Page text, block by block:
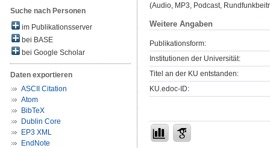
Suche nach Personen
im Publikationsserver
bei BASE
bei Google Scholar
Daten exportieren
ASCII Citation
Atom
BibTeX
Dublin Core
EP3 XML
EndNote
(Audio, MP3, Podcast,
Weitere Angaben
Publikationsform:
Institutionen der Universität:
Titel an der KU entstanden:
KU.edoc-ID: